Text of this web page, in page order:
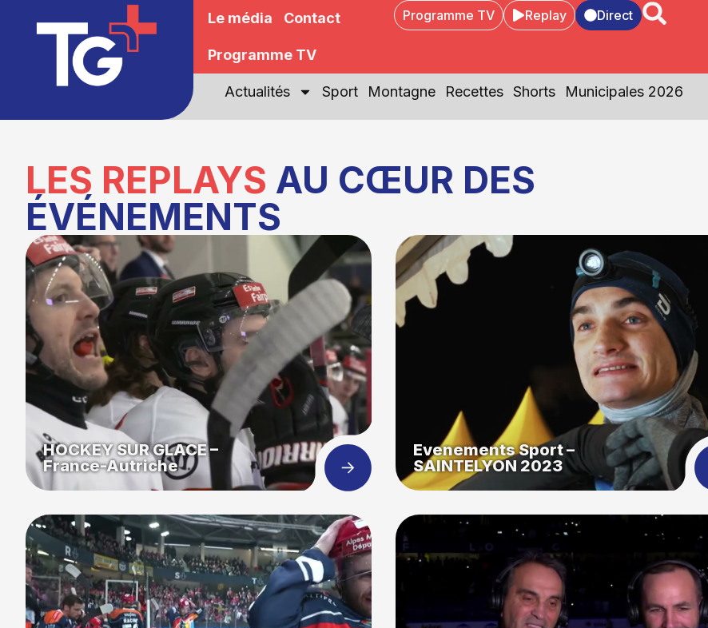
Le média Contact
Programme TV
Programme TV Replay Direct
Actualités Sport Montagne Recettes Shorts Municipales 2026
LES REPLAYS AU CŒUR DES
ÉVÉNEMENTS
HOCKEY SUR GLACE –
France-Autriche
Evenements Sport –
SAINTELYON 2023